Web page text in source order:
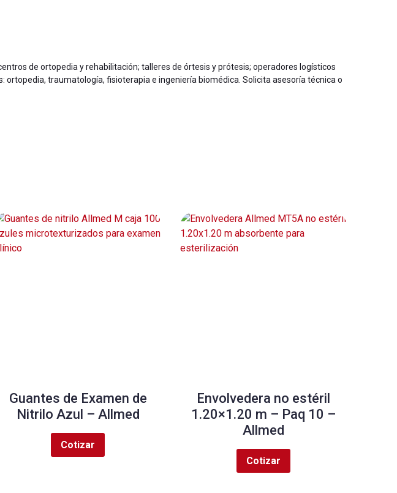
de ortopedia y rehabilitación; talleres de órtesis y prótesis; operadores logísticos
traumatología, fisioterapia e ingeniería biomédica. Solicita asesoría técnica o
Guantes de Examen de
Nitrilo Azul – Allmed
Cotizar
Envolvedera no estéril
1.20×1.20 m – Paq 10 –
Allmed
Cotizar